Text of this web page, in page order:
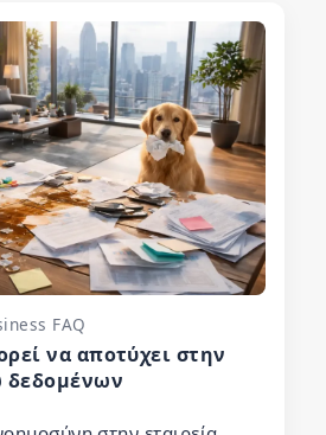
FAQ
να αποτύχει στην
δεδομένων